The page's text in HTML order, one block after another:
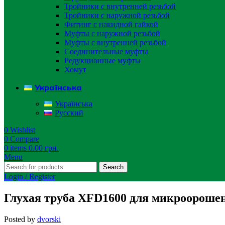
Тройники с внутренней резьбой
Тройники с наружной резьбой
Фитинг с накидной гайкой
Муфты с наружной резьбой
Муфты с внутренней резьбой
Соединительные муфты
Редукционные муфты
Хомут
Українська
Українська
Русский
0 Wishlist
0 Compare
0 items 0.00 грн.
Menu
Search
Login / Register
Глухая труба XFD1600 для
Posted by dvorski